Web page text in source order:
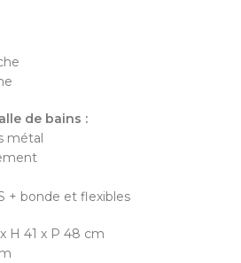
de bains :
métal
+ bonde et flexibles
H 41 x P 48 cm